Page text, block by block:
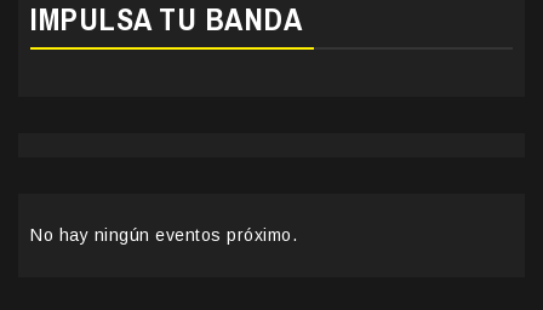
IMPULSA TU BANDA
No hay ningún eventos próximo.